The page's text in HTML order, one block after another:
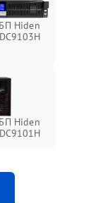
Hiden
Hiden